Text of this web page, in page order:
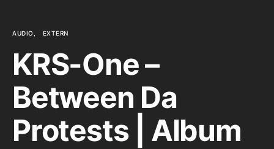
AUDIO EXTERN
KRS-One –
Between Da
Protests | Album